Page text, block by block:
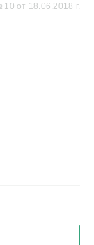
от 18.06.2018 г.